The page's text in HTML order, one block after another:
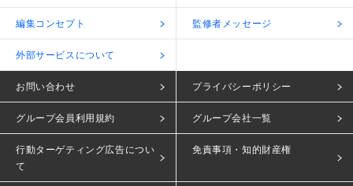
編集コンセプト 監修者メッセージ
外部サービスについて
お問い合わせ プライバシーポリシー
グループ会員利用規約 グループ会社一覧
行動ターゲティング広告につい
て
免責事項・知的財産権